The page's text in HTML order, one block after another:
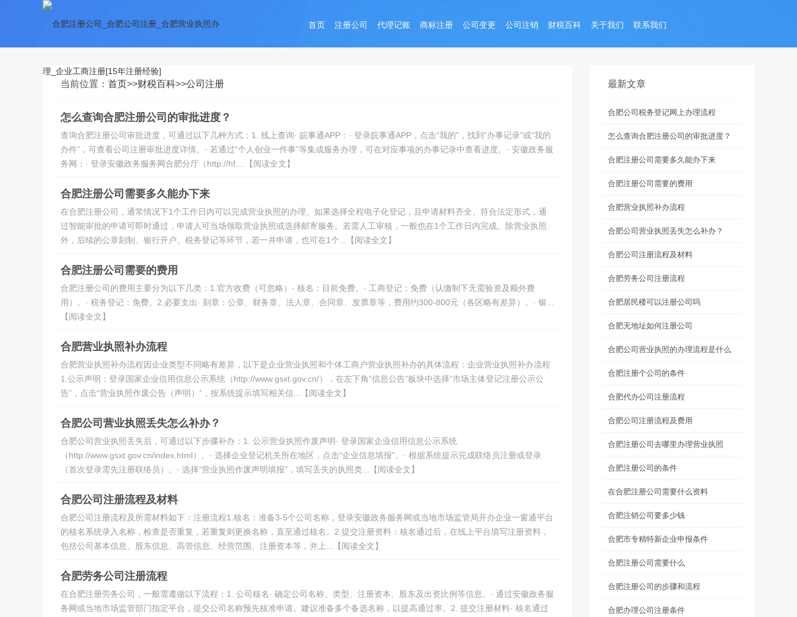
首页 注册公司 代理记账 商标注册 公司变更 公司注销 财税百科 关于我们 联系我们
当前位置： 首页>>财税百科>>公司注册
怎么查询合肥注册公司的审批进度？
查询合肥注册公司审批进度，可通过以下几种方式：1. 线上查询· 皖事通APP：· 登录皖事通APP，点击“我的”，找到“办事记录”或“我的
办件”，可查看公司注册审批进度详情。· 若通过“个人创业一件事”等集成服务办理，可在对应事项的办事记录中查看进度。· 安徽政务服
务网：· 登录安徽政务服务网合肥分厅（http://hf....【阅读全文】
合肥注册公司需要多久能办下来
在合肥注册公司，通常情况下1个工作日内可以完成营业执照的办理。如果选择全程电子化登记，且申请材料齐全、符合法定形式，通
过智能审批的申请可即时通过，申请人可当场领取营业执照或选择邮寄服务。若需人工审核，一般也在1个工作日内完成。除营业执照
外，后续的公章刻制、银行开户、税务登记等环节，若一并申请，也可在1个...【阅读全文】
合肥注册公司需要的费用
合肥注册公司的费用主要分为以下几类：1.官方收费（可忽略）· 核名：目前免费。· 工商登记：免费（认缴制下无需验资及额外费
用）。· 税务登记：免费。2.必要支出· 刻章：公章、财务章、法人章、合同章、发票章等，费用约300-800元（各区略有差异）。· 银...
【阅读全文】
合肥营业执照补办流程
合肥营业执照补办流程因企业类型不同略有差异，以下是企业营业执照和个体工商户营业执照补办的具体流程：企业营业执照补办流程
1.公示声明：登录国家企业信用信息公示系统（http://www.gsxt.gov.cn/），在左下角“信息公告”板块中选择“市场主体登记注册公示公
告”，点击“营业执照作废公告（声明）”，按系统提示填写相关信...【阅读全文】
合肥公司营业执照丢失怎么补办？
合肥公司营业执照丢失后，可通过以下步骤补办：1. 公示营业执照作废声明· 登录国家企业信用信息公示系统
（http://www.gsxt.gov.cn/index.html）。· 选择企业登记机关所在地区，点击“企业信息填报”。· 根据系统提示完成联络员注册或登录
（首次登录需先注册联络员）。· 选择“营业执照作废声明填报”，填写丢失的执照类...【阅读全文】
合肥公司注册流程及材料
合肥公司注册流程及所需材料如下：注册流程1.核名：准备3-5个公司名称，登录安徽政务服务网或当地市场监管局开办企业一窗通平台
的核名系统录入名称，检查是否重复，若重复则更换名称，直至通过核名。2.提交注册资料：核名通过后，在线上平台填写注册资料，
包括公司基本信息、股东信息、高管信息、经营范围、注册资本等，并上...【阅读全文】
合肥劳务公司注册流程
在合肥注册劳务公司，一般需遵循以下流程：1. 公司核名· 确定公司名称、类型、注册资本、股东及出资比例等信息。· 通过安徽政务服
务网或当地市场监管部门指定平台，提交公司名称预先核准申请。建议准备多个备选名称，以提高通过率。2. 提交注册材料· 核名通过
最新文章
合肥公司税务登记网上办理流程
怎么查询合肥注册公司的审批进度？
合肥注册公司需要多久能办下来
合肥注册公司需要的费用
合肥营业执照补办流程
合肥公司营业执照丢失怎么补办？
合肥公司注册流程及材料
合肥劳务公司注册流程
合肥居民楼可以注册公司吗
合肥无地址如何注册公司
合肥公司营业执照的办理流程是什么
合肥注册个公司的条件
合肥代办公司注册流程
合肥公司注册流程及费用
合肥注册公司去哪里办理营业执照
合肥注册公司的条件
在合肥注册公司需要什么资料
合肥注销公司要多少钱
合肥市专精特新企业申报条件
合肥注册公司需要什么
合肥注册公司的步骤和流程
合肥办理公司注册条件